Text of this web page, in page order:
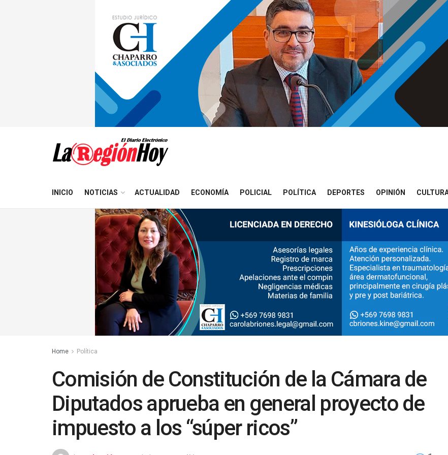
INICIO NOTICIAS ACTUALIDAD ECONOMÍA POLICIAL POLÍTICA DEPORTES OPINIÓN
Home Política
Comisión de Constitución de la Cámara de
Diputados aprueba en general proyecto de
impuesto a los “súper ricos”